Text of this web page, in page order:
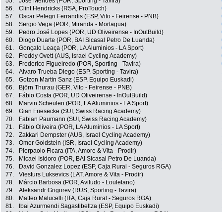
56.
Clint Hendricks (RSA, ProTouch)
57.
Oscar Pelegri Ferrandis (ESP, Vito - Feirense - PNB)
58.
Sergio Vega (POR, Miranda - Mortagua)
59.
Pedro José Lopes (POR, UD Oliveirense - InOutBuild)
60.
Diogo Duarte (POR, BAI Sicasal Petro De Luanda)
61.
Gonçalo Leaça (POR, LA Aluminios - LA Sport)
62.
Freddy Ovett (AUS, Israel Cycling Academy)
63.
Frederico Figueiredo (POR, Sporting - Tavira)
64.
Alvaro Trueba Diego (ESP, Sporting - Tavira)
65.
Gotzon Martin Sanz (ESP, Equipo Euskadi)
66.
Björn Thurau (GER, Vito - Feirense - PNB)
67.
Fábio Costa (POR, UD Oliveirense - InOutBuild)
68.
Marvin Scheulen (POR, LA Aluminios - LA Sport)
69.
Gian Friesecke (SUI, Swiss Racing Academy)
70.
Fabian Paumann (SUI, Swiss Racing Academy)
71.
Fábio Oliveira (POR, LA Aluminios - LA Sport)
72.
Zakkari Dempster (AUS, Israel Cycling Academy)
73.
Omer Goldstein (ISR, Israel Cycling Academy)
74.
Pierpaolo Ficara (ITA, Amore & Vita - Prodir)
75.
Micael Isidoro (POR, BAI Sicasal Petro De Luanda)
76.
David Gonzalez Lopez (ESP, Caja Rural - Seguros RGA)
77.
Viesturs Luksevics (LAT, Amore & Vita - Prodir)
78.
Márcio Barbosa (POR, Aviludo - Louletano)
79.
Aleksandr Grigorev (RUS, Sporting - Tavira)
80.
Matteo Malucelli (ITA, Caja Rural - Seguros RGA)
81.
Ibai Azurmendi Sagastibeltza (ESP, Equipo Euskadi)